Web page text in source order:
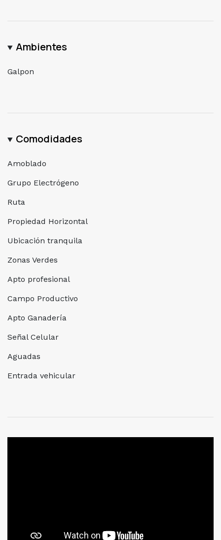
Ambientes
Galpon
Comodidades
Amoblado
Grupo Electrógeno
Ruta
Propiedad Horizontal
Ubicación tranquila
Zonas Verdes
Apto profesional
Campo Productivo
Apto Ganadería
Señal Celular
Aguadas
Entrada vehicular